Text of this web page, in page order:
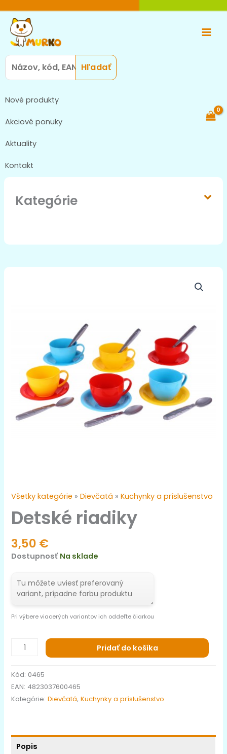
obsah
Main
Search
for:
Nové produkty
Akciové ponuky
Aktuality
Kontakt
Kategórie
Všetky kategórie »Dievčatá »Kuchynky a príslušenstvo
Detské riadiky
3,50 €
Dostupnosť Na sklade
Pri výbere viacerých variantov ich oddeľte čiarkou
Pridať do košíka
Kód: 0465
EAN:4823037600465
Kategórie:Dievčatá,Kuchynky a príslušenstvo
Popis